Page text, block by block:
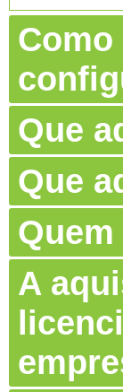
Que
Que
A